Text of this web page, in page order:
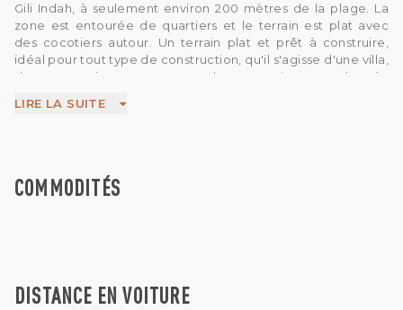
Gili Indah, à seulement environ 200 mètres de la plage. La
zone est entourée de quartiers et le terrain est plat avec
des cocotiers autour. Un terrain plat et prêt à construire,
idéal pour tout type de construction, qu'il s'agisse d'une villa,
d'un resort, d'un restaurant ou d'un magasin. Route d'accès
Obtenez l'opportunité de faire votre propre investissement
LIRE LA SUITE
COMMODITÉS
DISTANCE EN VOITURE